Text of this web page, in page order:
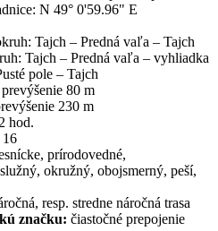
N 49° 0'59.96" E
Tajch – Predná vaľa – Tajch
Tajch – Predná vaľa – vyhliadka
pole – Tajch
80 m
230 m
hod.
16
prírodovedné,
okružný, obojsmerný, peší,
resp. stredne náročná trasa
značku: čiastočné prepojenie